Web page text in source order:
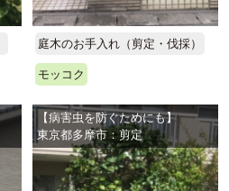
庭木のお手入れ（剪定・伐採）
モッコク
【病害虫を防ぐためにも】
東京都多摩市：剪定